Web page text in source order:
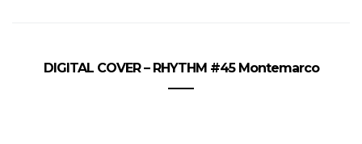
DIGITAL COVER – RHYTHM #45 Montemarco